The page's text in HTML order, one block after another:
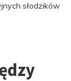
słodzików